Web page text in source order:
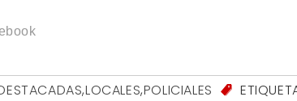
,LOCALES,POLICIALES